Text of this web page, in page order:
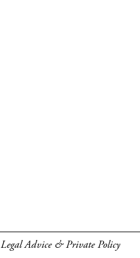
Legal Advice & Private Policy